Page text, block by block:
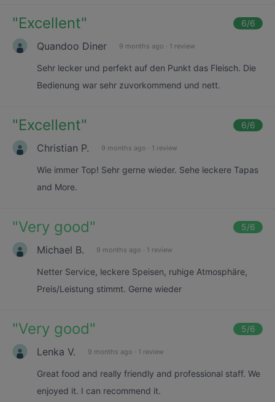
"Excellent" 6/6
Quandoo Diner 9 months ago · 1 review
Sehr lecker und perfekt auf den Punkt das Fleisch. Die
Bedienung war sehr zuvorkommend und nett.
"Excellent" 6/6
Christian P. 9 months ago · 1 review
Wie immer Top! Sehr gerne wieder. Sehe leckere Tapas
and More.
"Very good" 5/6
Michael B. 9 months ago · 1 review
Netter Service, leckere Speisen, ruhige Atmosphäre,
Preis/Leistung stimmt. Gerne wieder
"Very good" 5/6
Lenka V. 9 months ago · 1 review
Great food and really friendly and professional staff. We
enjoyed it. I can recommend it.